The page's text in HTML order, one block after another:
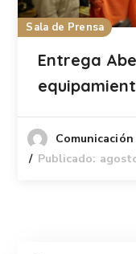
Sala de Prensa
Entrega
Publicado: